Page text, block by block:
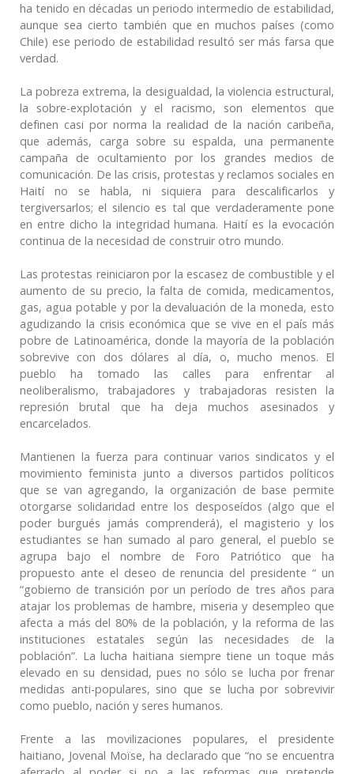
ha tenido en décadas un periodo intermedio de estabilidad,
aunque sea cierto también que en muchos países (como
Chile) ese periodo de estabilidad resultó ser más farsa que
verdad.
La pobreza extrema, la desigualdad, la violencia estructural,
la sobre-explotación y el racismo, son elementos que
definen casi por norma la realidad de la nación caribeña,
que además, carga sobre su espalda, una permanente
campaña de ocultamiento por los grandes medios de
comunicación. De las crisis, protestas y reclamos sociales en
Haití no se habla, ni siquiera para descalificarlos y
tergiversarlos; el silencio es tal que verdaderamente pone
en entre dicho la integridad humana. Haití es la evocación
continua de la necesidad de construir otro mundo.
Las protestas reiniciaron por la escasez de combustible y el
aumento de su precio, la falta de comida, medicamentos,
gas, agua potable y por la devaluación de la moneda, esto
agudizando la crisis económica que se vive en el país más
pobre de Latinoamérica, donde la mayoría de la población
sobrevive con dos dólares al día, o, mucho menos. El
pueblo ha tomado las calles para enfrentar al
neoliberalismo, trabajadores y trabajadoras resisten la
represión brutal que ha deja muchos asesinados y
encarcelados.
Mantienen la fuerza para continuar varios sindicatos y el
movimiento feminista junto a diversos partidos políticos
que se van agregando, la organización de base permite
otorgarse solidaridad entre los desposeídos (algo que el
poder burgués jamás comprenderá), el magisterio y los
estudiantes se han sumado al paro general, el pueblo se
agrupa bajo el nombre de Foro Patriótico que ha
propuesto ante el deseo de renuncia del presidente “ un
“gobierno de transición por un período de tres años para
atajar los problemas de hambre, miseria y desempleo que
afecta a más del 80% de la población, y la reforma de las
instituciones estatales según las necesidades de la
población”. La lucha haitiana siempre tiene un toque más
elevado en su densidad, pues no sólo se lucha por frenar
medidas anti-populares, sino que se lucha por sobrevivir
como pueblo, nación y seres humanos.
Frente a las movilizaciones populares, el presidente
haitiano, Jovenal Moïse, ha declarado que “no se encuentra